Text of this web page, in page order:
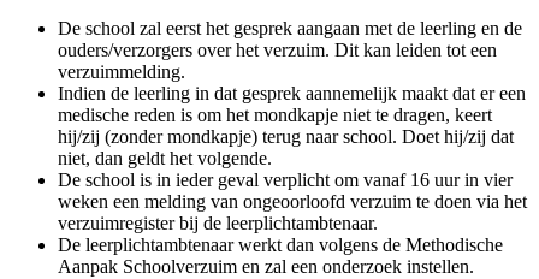
De school zal eerst het gesprek aangaan met de leerling en de
ouders/verzorgers over het verzuim. Dit kan leiden tot een
verzuimmelding.
Indien de leerling in dat gesprek aannemelijk maakt dat er een
medische reden is om het mondkapje niet te dragen, keert
hij/zij (zonder mondkapje) terug naar school. Doet hij/zij dat
niet, dan geldt het volgende.
De school is in ieder geval verplicht om vanaf 16 uur in vier
weken een melding van ongeoorloofd verzuim te doen via het
verzuimregister bij de leerplichtambtenaar.
De leerplichtambtenaar werkt dan volgens de Methodische
Aanpak Schoolverzuim en zal een onderzoek instellen.